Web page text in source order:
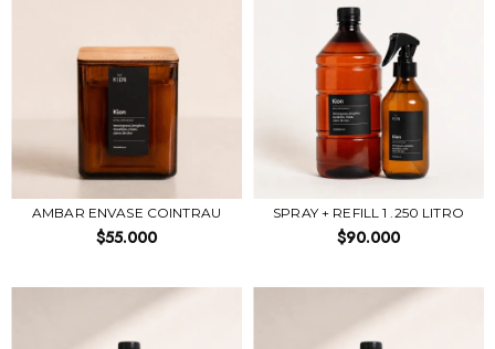
AMBAR ENVASE COINTRAU
$55.000
SPRAY + REFILL 1 .250 LITRO
$90.000